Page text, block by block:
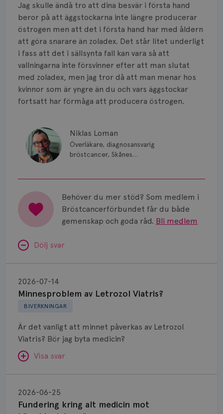
Jag skulle ändå tro att dina besvär i första hand
beror på att äggstockarna inte längre producerar
östrogen men att det i första hand har med åldern
att göra snarare än zoladex. Det står litet underligt
i fass att det i sällsynta fall kan vara så att
vallningarna inte försvinner efter att man slutat
med zoladex, men jag tror då att man menar hos
kvinnor som är yngre än du och vars äggstockar
fortsatt har förmåga att producera östrogen.
Niklas Loman
Överläkare, diagnosansvarig
bröstcancer, Skånes
Behöver du mer stöd? Som medlem i
Bröstcancerförbundet får du både
gemenskap och goda råd. Bli medlem
Dölj svar
BIVERKNINGAR
Minnesproblem av Letrozol Viatris?
2026-07-14
Är det vanligt att minnet påverkas av Letrozol
Viatris? Bör jag byta medicin?
Visa svar
SVAR:
Hej. Oavsett vilken hormonsänkande behandling
Letrozol
Viatris?
Fundering kring alt medicin mot
2026-06-25
kring